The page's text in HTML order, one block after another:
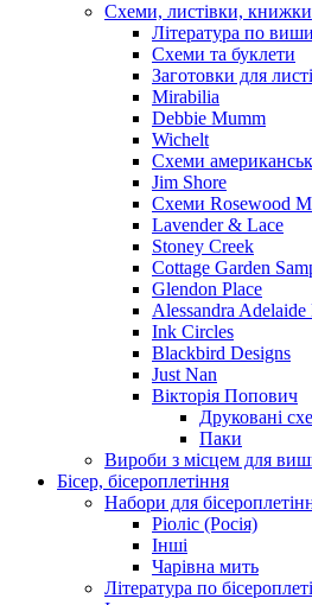
Схеми, листівки, книжки
Література по
Схеми та буклети
Заготовки для
Mirabilia
Debbie Mumm
Wichelt
Схеми
Jim Shore
Cхеми Rosewood
Lavender & Lace
Stoney Creek
Cottage Garden
Glendon Place
Alessandra
Ink Circles
Blackbird Designs
Just Nan
Вікторія Попович
Друковані
Паки
Вироби з місцем для
Бісер, бісероплетіння
Набори для
Ріоліс (Росія)
Інші
Чарівна мить
Література по